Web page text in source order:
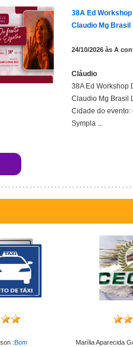
38A Ed
Claudio Mg Brasil
24/10/2026 às A
Cláudio
38A Ed Workshop
Claudio Mg Brasil
Cidade do evento:
Sympla ...
: Bom Marília Aparecida